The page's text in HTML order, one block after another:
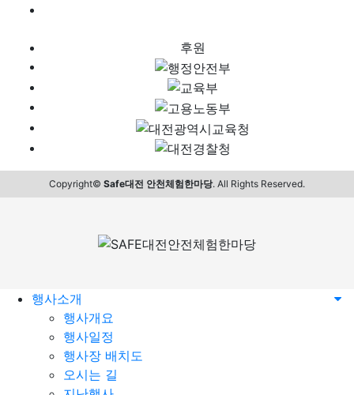
후원
Copyright© Safe대전 안천체험한마당. All Rights Reserved.
행사소개
행사개요
행사일정
행사장 배치도
오시는 길